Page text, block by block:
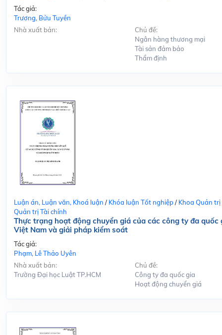
Tác giả:
Trương, Bửu Tuyền
Nhà xuất bản:
Chủ đề:
Ngân hàng thương mại
Tài sản đảm bảo
Thẩm định
Luận án, Luận văn, Khoá luận / Khóa luận Tốt nghiệp/ Khoa Quản trị
Quản trị Tài chính
Thực trạng hoạt động chuyển giá của các công ty đa quốc
Việt Nam và giải pháp kiểm soát
Tác giả:
Phạm, Lê Thảo Uyên
Nhà xuất bản:
Trường Đại học Luật TP.HCM
Chủ đề:
Công ty đa quốc gia
Hoạt động chuyển giá